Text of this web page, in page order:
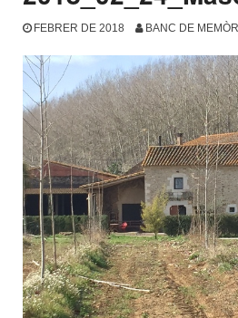
FEBRER DE 2018 BANC DE